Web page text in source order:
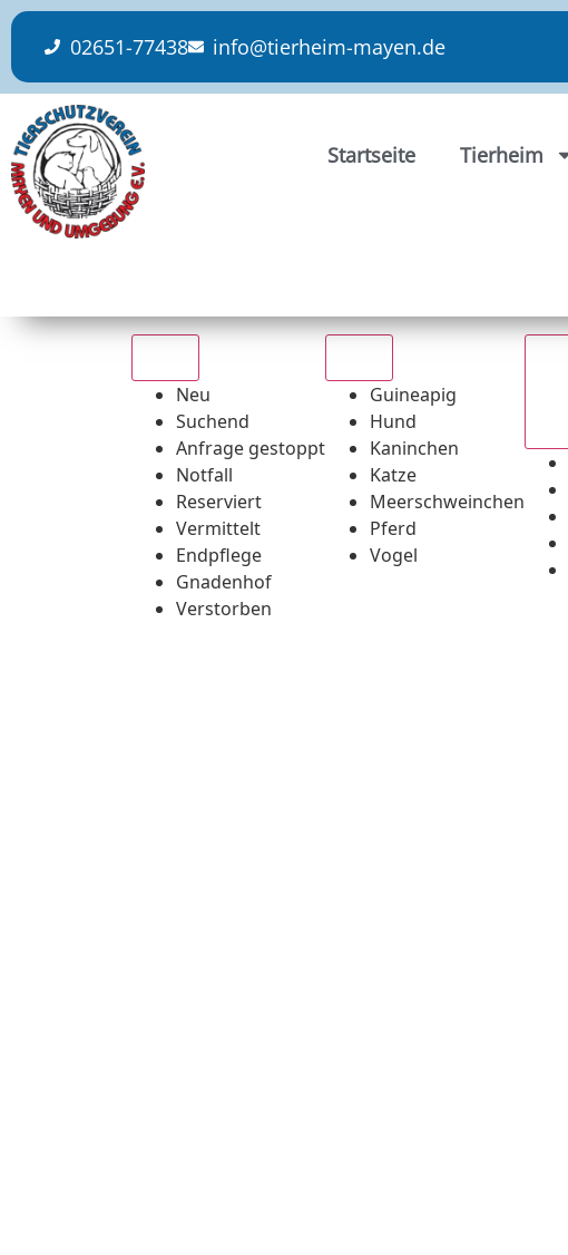
content
02651-77438 info@tierheim-mayen.de
Startseite Tierheim
Neu
Suchend
Anfrage gestoppt
Notfall
Reserviert
Vermittelt
Endpflege
Gnadenhof
Verstorben
Guineapig
Hund
Kaninchen
Katze
Meerschweinchen
Pferd
Vogel